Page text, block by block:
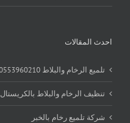
احدث المقالات
تلميع الرخام والبلاط 0553960210
تنظيف الرخام والبلاط بالكريستال
شركة تلميع رخام بالخبر